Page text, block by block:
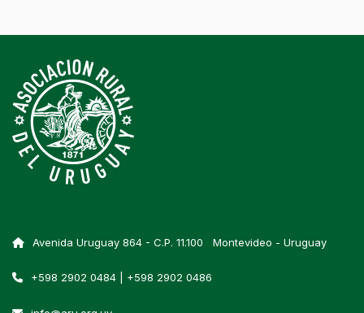
Avenida Uruguay 864 - C.P. 11.100 Montevideo - Uruguay
+598 2902 0484 | +598 2902 0486